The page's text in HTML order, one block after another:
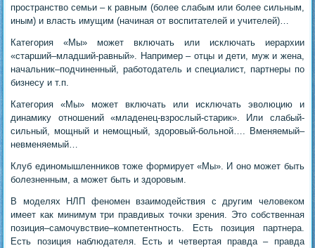
пространство семьи – к равным (более слабым или более сильным,
иным) и власть имущим (начиная от воспитателей и учителей)…
Категория «Мы» может включать или исключать иерархии
«старший–младший-равный». Например – отцы и дети, муж и жена,
начальник–подчиненный, работодатель и специалист, партнеры по
бизнесу и т.п.
Категория «Мы» может включать или исключать эволюцию и
динамику отношений «младенец-взрослый-старик». Или слабый-
сильный, мощный и немощный, здоровый-больной…. Вменяемый–
невменяемый…
Клуб единомышленников тоже формирует «Мы». И оно может быть
болезненным, а может быть и здоровым.
В моделях НЛП феномен взаимодействия с другим человеком
имеет как минимум три правдивых точки зрения. Это собственная
позиция–самочувствие–компетентность. Есть позиция партнера.
Есть позиция наблюдателя. Есть и четвертая правда – правда